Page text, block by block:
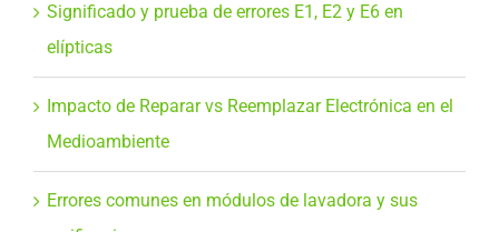
Significado y prueba de errores E1, E2 y E6 en
elípticas
Impacto de Reparar vs Reemplazar Electrónica en el
Medioambiente
Errores comunes en módulos de lavadora y sus